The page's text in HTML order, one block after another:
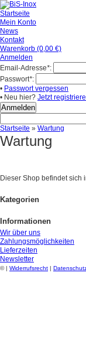
Startseite
Mein Konto
News
Kontakt
Warenkorb (0,00 €)
Anmelden
Email-Adresse*:
Passwort*:
• Passwort vergessen
• Neu hier? Jetzt
Startseite » Wartung
Wartung
Dieser Shop befindet sich
Kategorien
Informationen
Wir über uns
Zahlungsmöglichkeiten
Lieferzeiten
Newsletter
© | Widerrufsrecht |